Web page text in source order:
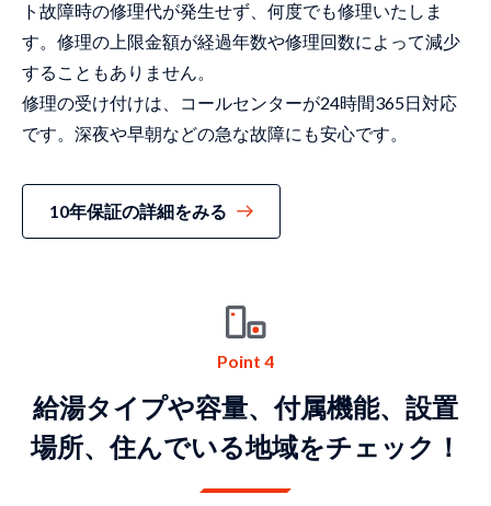
ト故障時の修理代が発生せず、何度でも修理いたしま
す。修理の上限金額が経過年数や修理回数によって減少
することもありません。
修理の受け付けは、コールセンターが24時間365日対応
です。深夜や早朝などの急な故障にも安心です。
10年保証の詳細をみる
Point 4
給湯タイプや容量、付属機能、設置
場所、住んでいる地域をチェック！